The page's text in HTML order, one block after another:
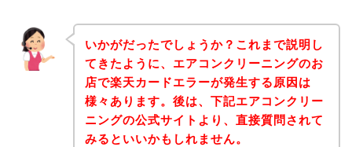
いかがだったでしょうか？これまで説明し
てきたように、エアコンクリーニングのお
店で楽天カードエラーが発生する原因は
様々あります。後は、下記エアコンクリー
ニングの公式サイトより、直接質問されて
みるといいかもしれません。